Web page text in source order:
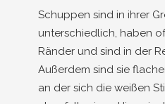
Schuppen sind in ihrer
unterschiedlich, haben
Ränder und sind in der
Außerdem sind sie
an der sich die weißen